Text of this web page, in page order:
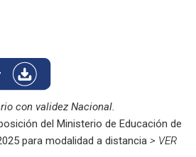
con validez Nacional.
del Ministerio de Educación de
para modalidad a distancia > VER